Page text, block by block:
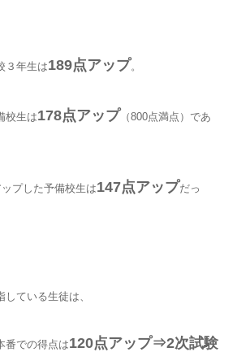
３年生は189点アップ。
校生は178点アップ （800点満点）であ
プした予備校生は147点アップだっ
ている生徒は、
番での得点は120点アップ⇒2次試験